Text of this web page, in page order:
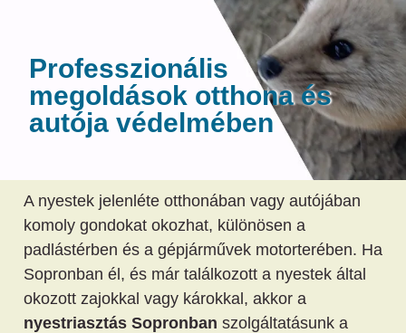
Professzionális
megoldások otthona és
autója védelmében
A nyestek jelenléte otthonában vagy autójában
komoly gondokat okozhat, különösen a
padlástérben és a gépjárművek motorterében. Ha
Sopronban él, és már találkozott a nyestek által
okozott zajokkal vagy károkkal, akkor a
nyestriasztás Sopronban szolgáltatásunk a